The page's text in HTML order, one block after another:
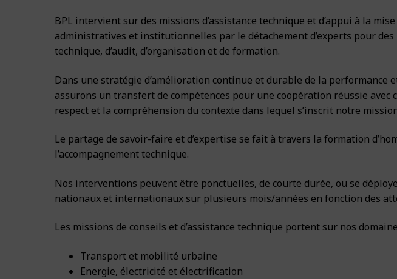
Politique Qualité – Sécurité –
Nos partenaires
Vision de BPL Horizon 2030
Eau et Assainissement
Agriculture et Développement rural
Environnement et Climat
Système d’Information Géographique
Supervision des travaux
Conseil, Assistance et Appui
Transport
Energie
Eau
Bâtiment
Agriculture
SIG & TIC
Presse
Actualité
Carrière
Postuler à nos offres
Contacts
Français
BPL intervient sur des missions d’assistance technique et d’appui à la
administratives et institutionnelles par le détachement d’experts pour des
technique, d’audit, d’organisation et de formation.
Dans une stratégie d’amélioration continue et durable de la performance
assurons un transfert de compétences pour une coopération réussie
respect et la compréhension du contexte dans lequel s’inscrit notre
Le partage de savoir-faire et d’expertise se fait à travers la formation
l’accompagnement technique.
Nos interventions peuvent être ponctuelles, de courte durée, ou se
nationaux et internationaux sur plusieurs mois/années en fonction des
Les missions de conseils et d’assistance technique portent sur nos
Transport et mobilité urbaine
Energie, électricité et électrification